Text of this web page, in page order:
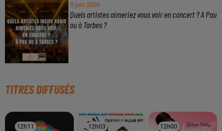
3 juin 2026
Quels artistes aimeriez vous voir en concert ? A Pau
ou à Tarbes ?
TITRES DIFFUSÉS
12h11
12h11 12h03
12h03 12h00
12h00